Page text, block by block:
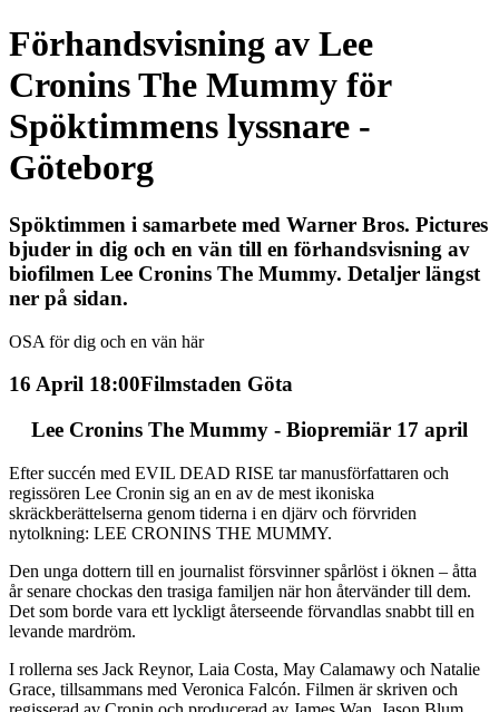
Förhandsvisning av Lee
Cronins The Mummy för
Spöktimmens lyssnare -
Göteborg
Spöktimmen i samarbete med Warner Bros. Pictures
bjuder in dig och en vän till en förhandsvisning av
biofilmen Lee Cronins The Mummy. Detaljer längst
ner på sidan.
OSA för dig och en vän här
16 April 18:00Filmstaden Göta
Lee Cronins The Mummy - Biopremiär 17 april
Efter succén med EVIL DEAD RISE tar manusförfattaren och
regissören Lee Cronin sig an en av de mest ikoniska
skräckberättelserna genom tiderna i en djärv och förvriden
nytolkning: LEE CRONINS THE MUMMY.
Den unga dottern till en journalist försvinner spårlöst i öknen – åtta
år senare chockas den trasiga familjen när hon återvänder till dem.
Det som borde vara ett lyckligt återseende förvandlas snabbt till en
levande mardröm.
I rollerna ses Jack Reynor, Laia Costa, May Calamawy och Natalie
Grace, tillsammans med Veronica Falcón. Filmen är skriven och